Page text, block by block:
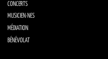
CONCERTS
MUSICIEN·NES
MÉDIATION
BÉNÉVOLAT